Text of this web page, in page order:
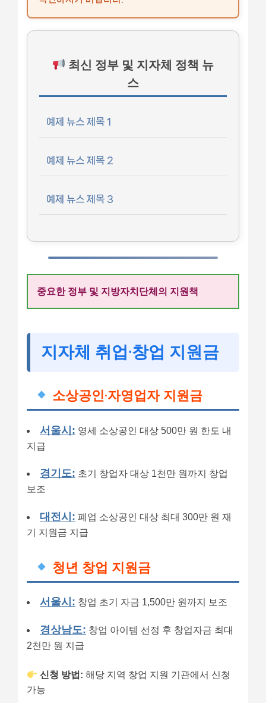
최신 정부 및 지자체 정책 뉴
스
예제 뉴스 제목 1
예제 뉴스 제목 2
예제 뉴스 제목 3
중요한 정부 및 지방자치단체의 지원책
지자체 취업·창업 지원금
소상공인·자영업자 지원금
서울시: 영세 소상공인 대상 500만 원 한도 내
지급
경기도: 초기 창업자 대상 1천만 원까지 창업
보조
대전시: 폐업 소상공인 대상 최대 300만 원 재
기 지원금 지급
청년 창업 지원금
서울시: 창업 초기 자금 1,500만 원까지 보조
경상남도: 창업 아이템 선정 후 창업자금 최대
2천만 원 지급
신청 방법: 해당 지역 창업 지원 기관에서 신청
가능